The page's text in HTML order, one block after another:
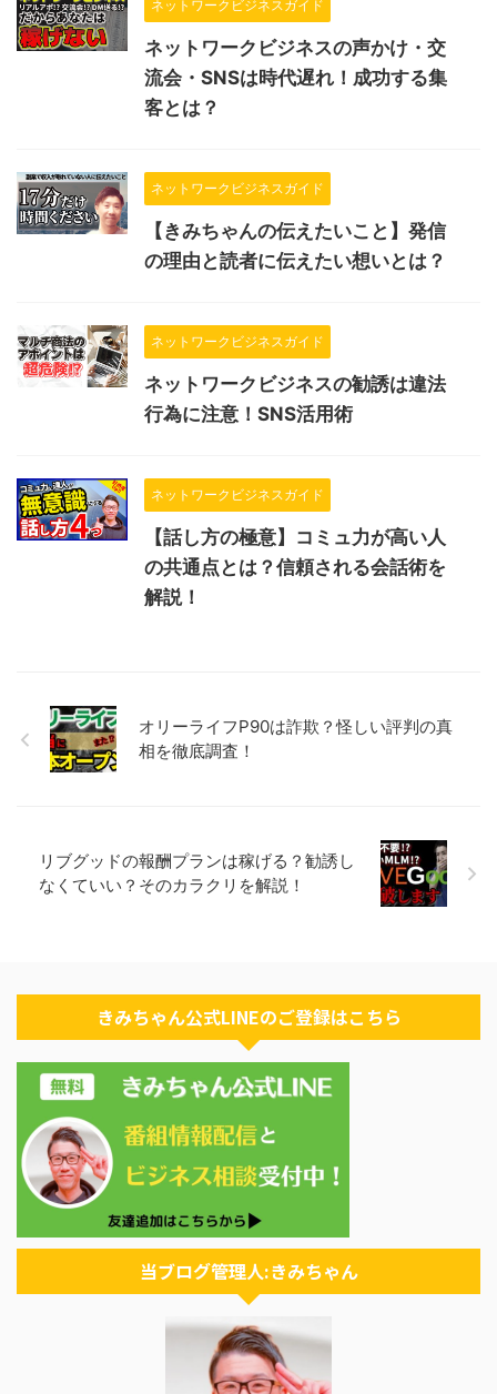
ネットワークビジネスガイド
ネットワークビジネスの声かけ・交
流会・SNSは時代遅れ！成功する集
客とは？
ネットワークビジネスガイド
【きみちゃんの伝えたいこと】発信
の理由と読者に伝えたい想いとは？
ネットワークビジネスガイド
ネットワークビジネスの勧誘は違法
行為に注意！SNS活用術
ネットワークビジネスガイド
【話し方の極意】コミュ力が高い人
の共通点とは？信頼される会話術を
解説！
オリーライフP90は詐欺？怪しい評判の真
相を徹底調査！
リブグッドの報酬プランは稼げる？勧誘し
なくていい？そのカラクリを解説！
きみちゃん公式LINEのご登録はこちら
当ブログ管理人:きみちゃん